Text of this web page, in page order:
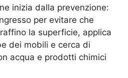
inizia dalla prevenzione:
per evitare che
la superficie, applica
dei mobili e cerca di
acqua e prodotti chimici